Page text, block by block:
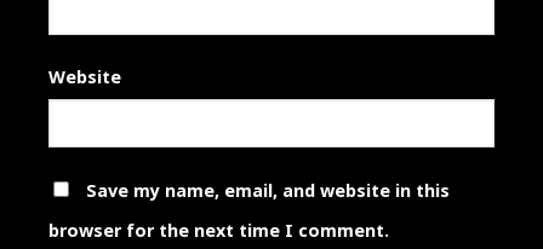
Website
Save my name, email, and website in this
browser for the next time I comment.